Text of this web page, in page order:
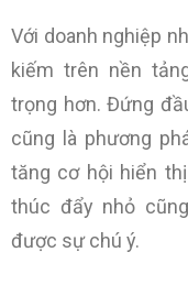
Với doanh nghiệp
kiếm trên nền
trọng hơn. Đứng
cũng là phương
tăng cơ hội hiển
thúc đẩy nhỏ
được sự chú ý.